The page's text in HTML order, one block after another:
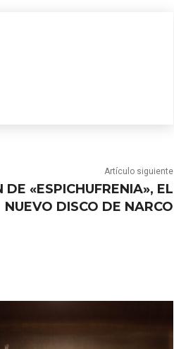
Artículo siguiente
DE «ESPICHUFRENIA», EL
NUEVO DISCO DE NARCO